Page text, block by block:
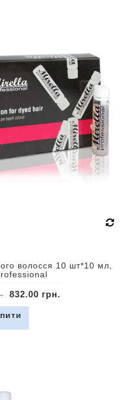
волосся 10 шт*10 мл,
832.00 грн.